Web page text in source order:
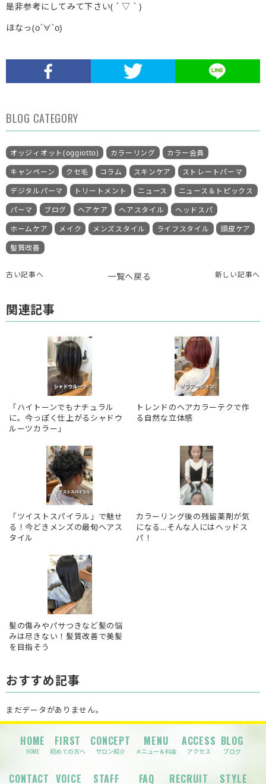
是非参考にしてみて下さい( ´ ▽ ` )
ほなっ(о´∀`о)
BLOG CATEGORY
オッジィオット(oggiotto) カラーリング
カラー会員
キャンペーン
クセ毛 コラム スキンケア
ストレートパーマ
デジタルパーマ
トリートメント ニュース
ニュース＆トピックス
パーマ
ブログ ヘアケア ヘアスタイル
ヘッドスパ
ホームケア
メイク メンズスタイル ライフスタイル
頭皮ケア
髪質改善
古い記事へ 一覧へ戻る 新しい記事へ
関連記事
「ハイトーンでもナチュラル
に。今っぽく仕上がるシャドウ
ルーツカラー」
トレンドのヘアカラーテクで作
る自然な立体感
「ツイストスパイラル」で魅せ
る！今どきメンズの最旬ヘアス
タイル
カラーリング後の残留薬剤が気
になる…そんな人にはヘッドス
パ！
髪の傷みやパサつきなど髪の悩
みは尽きない！髪質改善で美髪
を目指そう
おすすめ記事
まだデータがありません。
HOME
HOME
FIRST
初めての方へ
CONCEPT
サロン紹介
MENU
メニュー＆料金
ACCESS
アクセス
BLOG
ブログ
CONTACT VOICE STAFF FAQ RECRUIT STYLE